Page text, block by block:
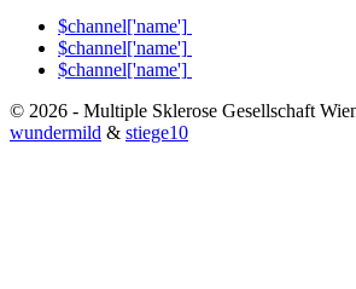
$channel['name']
$channel['name']
$channel['name']
© 2026 - Multiple Sklerose Gesellschaft
wundermild & stiege10